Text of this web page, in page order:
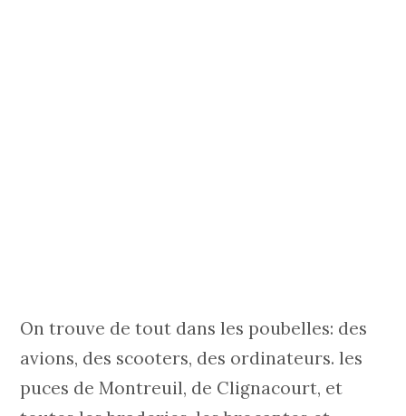
On trouve de tout dans les poubelles: des
avions, des scooters, des ordinateurs. les
puces de Montreuil, de Clignacourt, et